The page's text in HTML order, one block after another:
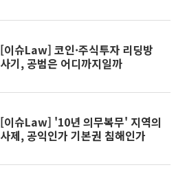
[이슈Law] 코인·주식투자 리딩방
사기, 공범은 어디까지일까
[이슈Law] '10년 의무복무' 지역의
사제, 공익인가 기본권 침해인가